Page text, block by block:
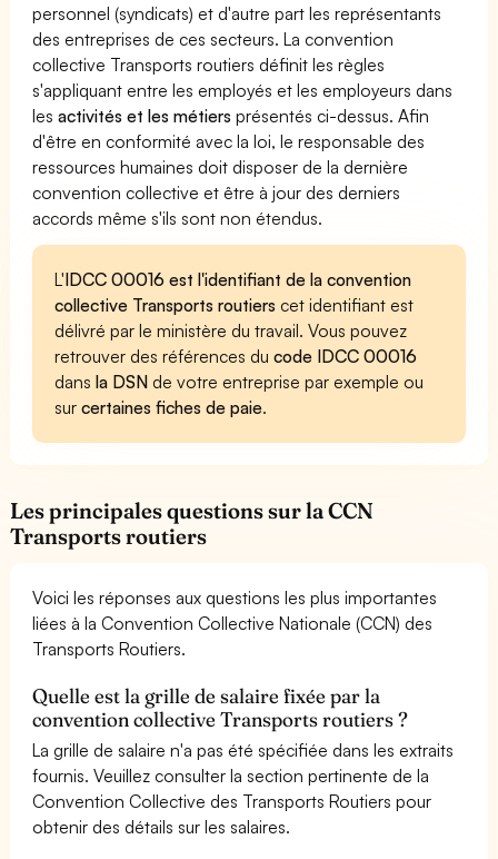
personnel (syndicats) et d'autre part les représentants
des entreprises de ces secteurs. La convention
collective Transports routiers définit les règles
s'appliquant entre les employés et les employeurs dans
lesactivités et les métiers présentés ci-dessus. Afin
d'être en conformité avec la loi, le responsable des
ressources humaines doit disposer de la dernière
convention collective et être à jour des derniers
accords même s'ils sont non étendus.
L'IDCC 00016 est l'identifiant de la convention
collective Transports routiers cet identifiant est
délivré par le ministère du travail. Vous pouvez
retrouver des références ducode IDCC 00016
dansla DSN de votre entreprise par exemple ou
surcertaines fiches de paie.
Les principales questions sur la CCN
Transports routiers
Voici les réponses aux questions les plus importantes
liées à la Convention Collective Nationale (CCN) des
Transports Routiers.
Quelle est la grille de salaire fixée par la
convention collective Transports routiers ?
La grille de salaire n'a pas été spécifiée dans les extraits
fournis. Veuillez consulter la section pertinente de la
Convention Collective des Transports Routiers pour
obtenir des détails sur les salaires.